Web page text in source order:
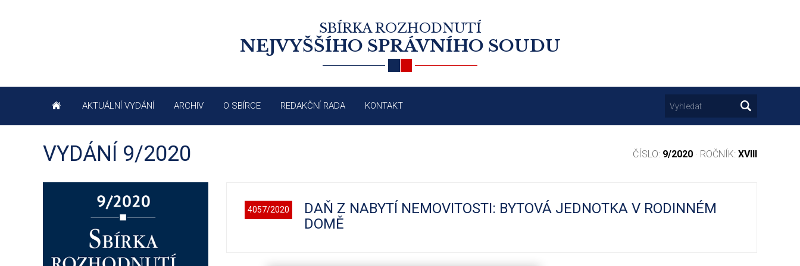
SBÍRKA ROZHODNUTÍ
NEJVYŠŠÍHO SPRÁVNÍHO SOUDU
AKTUÁLNÍ VYDÁNÍ ARCHIV O SBÍRCE REDAKČNÍ RADA KONTAKT
VYDÁNÍ 9/2020 ČÍSLO: 9/2020 · ROČNÍK: XVIII
4057/2020
DAŇ Z NABYTÍ NEMOVITOSTI: BYTOVÁ JEDNOTKA V RODINNÉM
DOMĚ